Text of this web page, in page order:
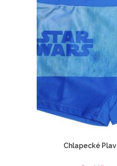
Chlapecké